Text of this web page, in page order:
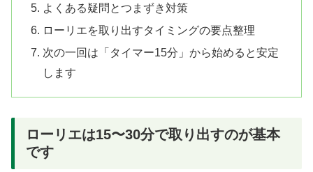
よくある疑問とつまずき対策
ローリエを取り出すタイミングの要点整理
次の一回は「タイマー15分」から始めると安定
します
ローリエは15〜30分で取り出すのが基本
です